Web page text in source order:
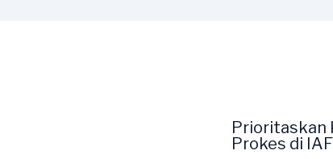
Prioritaskan
Prokes di